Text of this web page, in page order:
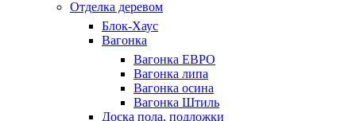
Отделка деревом
Блок-Хаус
Вагонка
Вагонка ЕВРО
Вагонка липа
Вагонка осина
Вагонка Штиль
Доска пола, подложки